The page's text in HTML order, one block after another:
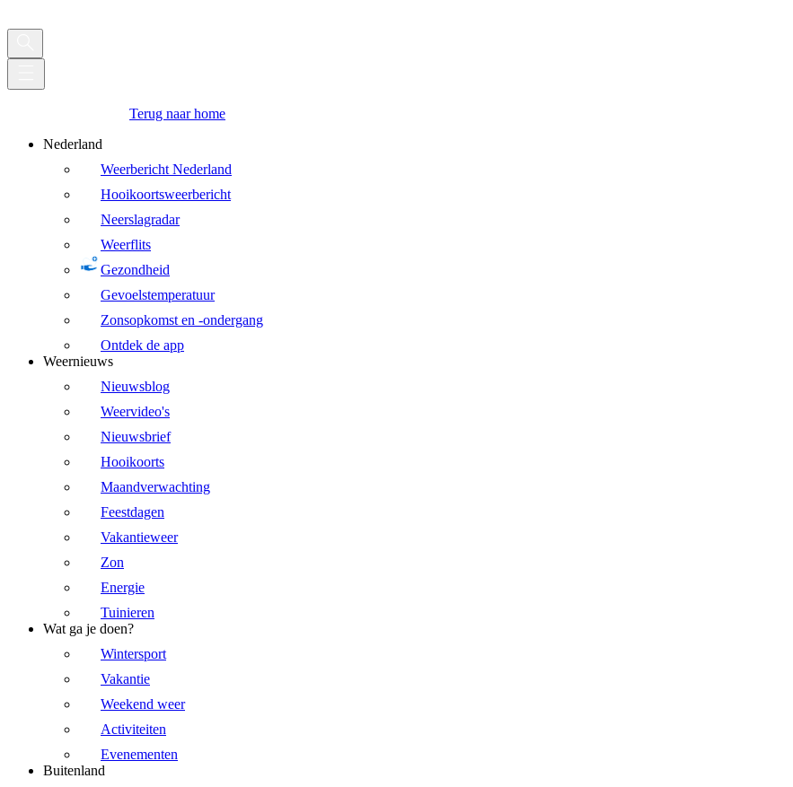
Terug naar home
Nederland
Weerbericht Nederland
Hooikoortsweerbericht
Neerslagradar
Weerflits
Gezondheid
Gevoelstemperatuur
Zonsopkomst en -ondergang
Ontdek de app
Weernieuws
Nieuwsblog
Weervideo's
Nieuwsbrief
Hooikoorts
Maandverwachting
Feestdagen
Vakantieweer
Zon
Energie
Tuinieren
Wat ga je doen?
Wintersport
Vakantie
Weekend weer
Activiteiten
Evenementen
Buitenland